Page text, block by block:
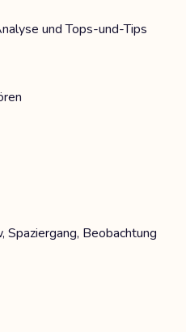
und Tops-und-Tips
Beobachtung